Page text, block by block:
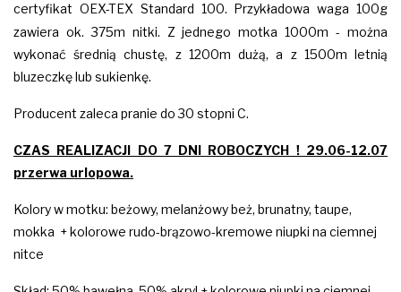
certyfikat OEX-TEX Standard 100.
Przykładowa waga 100g
zawiera ok. 375m nitki. Z jednego motka 1000m - można
wykonać średnią chustę, z 1200m dużą, a z 1500m letnią
bluzeczkę lub sukienkę.
Producent zaleca pranie do 30 stopni C.
CZAS REALIZACJI DO 7 DNI ROBOCZYCH ! 29.06-12.07
przerwa urlopowa.
Kolory w motku: beżowy, melanżowy beż, brunatny, taupe,
mokka + kolorowe rudo-brązowo-kremowe niupki na ciemnej
nitce